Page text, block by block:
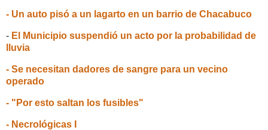
- Un auto pisó a un lagarto en un barrio de Chacabuco
- El Municipio suspendió un acto por la probabilidad de
lluvia
- Se necesitan dadores de sangre para un vecino
operado
- "Por esto saltan los fusibles"
- Necrológicas I